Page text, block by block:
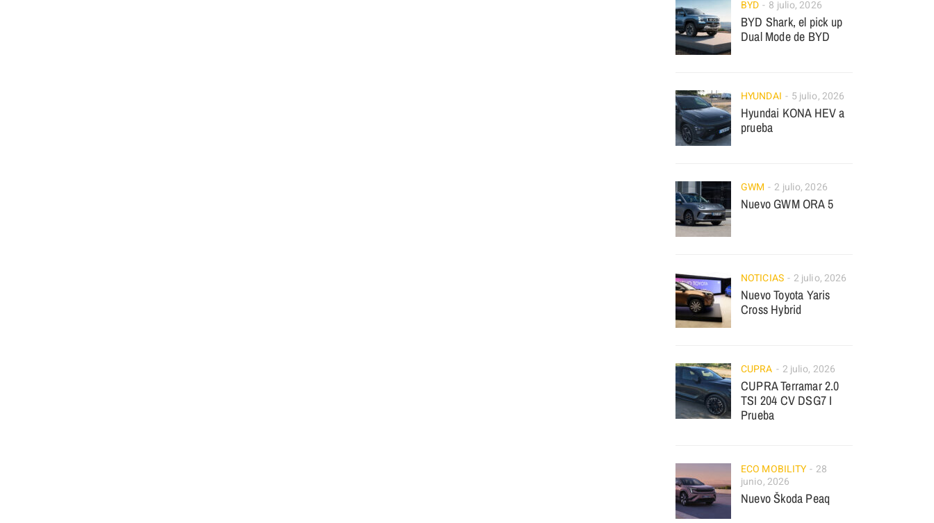
BYD 8 julio, 2026
BYD Shark, el pick up
Dual Mode de BYD
HYUNDAI 5 julio, 2026
Hyundai KONA HEV a
prueba
GWM 2 julio, 2026
Nuevo GWM ORA 5
NOTICIAS 2 julio, 2026
Nuevo Toyota Yaris
Cross Hybrid
CUPRA 2 julio, 2026
CUPRA Terramar 2.0
TSI 204 CV DSG7 I
Prueba
ECO MOBILITY
28
junio, 2026
Nuevo Škoda Peaq